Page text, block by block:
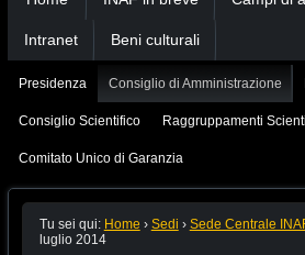
Intranet Beni culturali
Presidenza Consiglio di Amministrazione
Consiglio Scientifico Raggruppamenti
Comitato Unico di Garanzia
Tu sei qui: Home › Sedi › Sede Centrale
luglio 2014